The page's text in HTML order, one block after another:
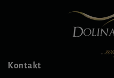
Kontakt